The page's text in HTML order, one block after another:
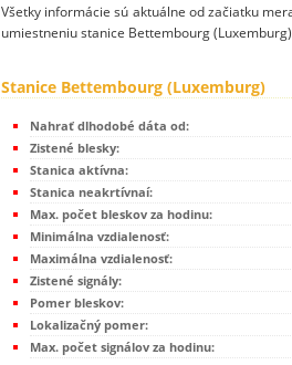
Všetky informácie sú aktuálne od začiatku
umiestneniu stanice Bettembourg
Stanice Bettembourg (Luxemburg)
Nahrať dlhodobé dáta od:
Zistené blesky:
Stanica aktívna:
Stanica neakrtívnaí:
Max. počet bleskov za hodinu:
Minimálna vzdialenosť:
Maximálna vzdialenosť:
Zistené signály:
Pomer bleskov:
Lokalizačný pomer:
Max. počet signálov za hodinu: